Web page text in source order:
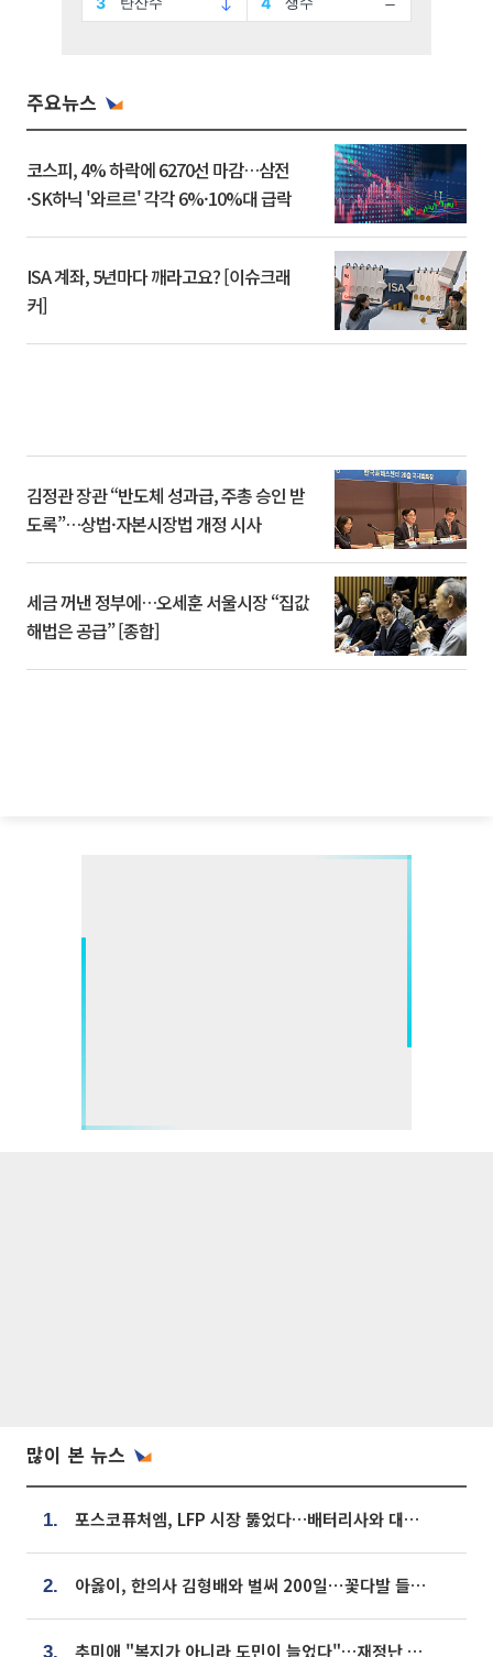
주요뉴스
코스피, 4% 하락에 6270선 마감…삼전
·SK하닉 '와르르' 각각 6%·10%대 급락
ISA 계좌, 5년마다 깨라고요? [이슈크래
커]
김정관 장관 “반도체 성과급, 주총 승인 받
도록”…상법·자본시장법 개정 시사
세금 꺼낸 정부에…오세훈 서울시장 “집값
해법은 공급” [종합]
많이 본 뉴스
1. 포스코퓨처엠, LFP 시장 뚫었다…배터리사와 대규모 장기 공급 합의
2. 아옳이, 한의사 김형배와 벌써 200일⋯꽃다발 들고 "프러포즈 아냐"
3. 추미애 "복지가 아니라 도민이 늘었다"…재정난 책임론 정면돌파